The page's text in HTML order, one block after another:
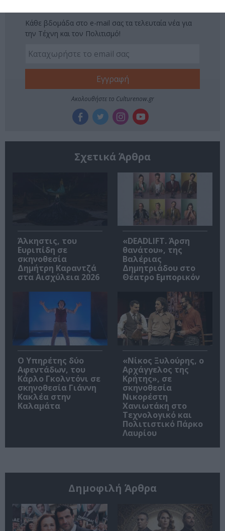
Κάθε βδομάδα στο e-mail σας τα τελευταία νέα για
την Τέχνη και τον Πολιτισμό!
Ακολουθήστε το Culturenow.gr
Σχετικά Άρθρα
Άλκηστις, του
Ευριπίδη σε
σκηνοθεσία
Δημήτρη Καραντζά
στα Αισχύλεια 2026
«DEADLIFT. Άρση
θανάτου», της
Βαλέριας
Δημητριάδου στο
Θέατρο Εμπορικόν
Ο Υπηρέτης δύο
Αφεντάδων, του
Κάρλο Γκολντόνι σε
σκηνοθεσία Γιάννη
Κακλέα στην
Καλαμάτα
«Νίκος Ξυλούρης, ο
Αρχάγγελος της
Κρήτης», σε
σκηνοθεσία
Νικορέστη
Χανιωτάκη στο
Τεχνολογικό και
Πολιτιστικό Πάρκο
Λαυρίου
Δημοφιλή Άρθρα